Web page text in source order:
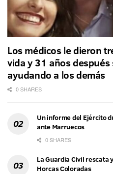
Los médicos le dieron
vida y 31 años después
ayudando a los demás
0 SHARES
Un informe del Ejército
ante Marruecos
0 SHARES
La Guardia Civil rescata
Horcas Coloradas